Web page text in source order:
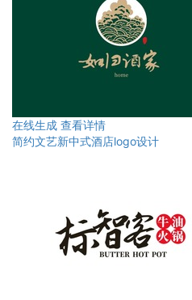
在线生成 查看详情
简约文艺新中式酒店logo设计